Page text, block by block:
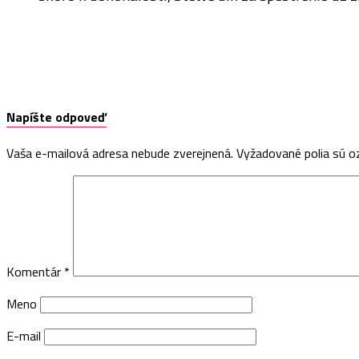
Napíšte odpoveď
Vaša e-mailová adresa nebude zverejnená. Vyžadované polia sú
Komentár *
Meno
E-mail